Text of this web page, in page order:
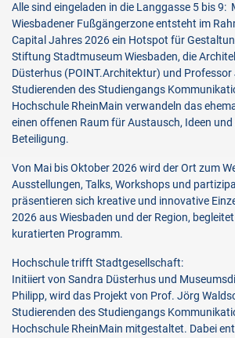
Alle sind eingeladen in die Langgasse 5 bis 9:
Wiesbadener Fußgängerzone entsteht im
Capital Jahres 2026 ein Hotspot für
Stiftung Stadtmuseum Wiesbaden, die
Düsterhus (POINT.Architektur) und
Studierenden des Studiengangs
Hochschule RheinMain verwandeln das
einen offenen Raum für Austausch, Ideen
Beteiligung.
Von Mai bis Oktober 2026 wird der Ort zum
Ausstellungen, Talks, Workshops und
präsentieren sich kreative und innovative
2026 aus Wiesbaden und der Region,
kuratierten Programm.
Hochschule trifft Stadtgesellschaft:
Initiiert von Sandra Düsterhus und
Philipp, wird das Projekt von Prof. Jörg
Studierenden des Studiengangs
Hochschule RheinMain mitgestaltet. Dabei